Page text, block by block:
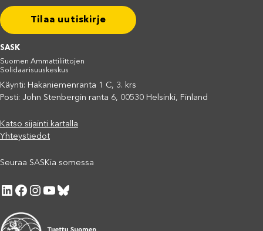
Tilaa uutiskirje
SASK
Suomen Ammattiliittojen
Solidaarisuuskeskus
Käynti: Hakaniemenranta 1 C, 3. krs
Posti: John Stenbergin ranta 6, 00530 Helsinki, Finland
Katso sijainti kartalla
Yhteystiedot
Seuraa SASKia somessa
LinkedIn Facebook Instagram YouTube Bluesky